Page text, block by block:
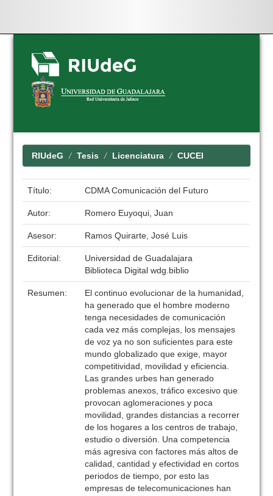
Skip
navigation
RIUdeG Tesis Licenciatura CUCEI
Título: CDMA Comunicación del Futuro
Autor: Romero Euyoqui, Juan
Asesor: Ramos Quirarte, José Luis
Editorial:
Universidad de Guadalajara
Biblioteca Digital wdg.biblio
Resumen:
El continuo evolucionar de la humanidad,
ha generado que el hombre moderno
tenga necesidades de comunicación
cada vez más complejas, los mensajes
de voz ya no son suficientes para este
mundo globalizado que exige, mayor
competitividad, movilidad y eficiencia.
Las grandes urbes han generado
problemas anexos, tráfico excesivo que
provocan aglomeraciones y poca
movilidad, grandes distancias a recorrer
de los hogares a los centros de trabajo,
estudio o diversión. Una competencia
más agresiva con factores más altos de
calidad, cantidad y efectividad en cortos
periodos de tiempo, por esto las
empresas de telecomunicaciones han